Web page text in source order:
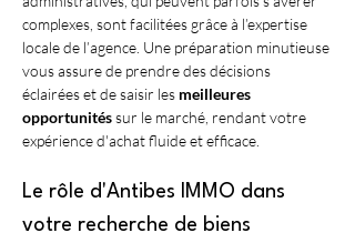
complexes, sont facilitées grâce à l’expertise
locale de l’agence. Une préparation minutieuse
vous assure de prendre des décisions
éclairées et de saisir les meilleures
opportunités sur le marché, rendant votre
expérience d'achat fluide et efficace.
Le rôle d'Antibes IMMO dans
votre recherche de biens